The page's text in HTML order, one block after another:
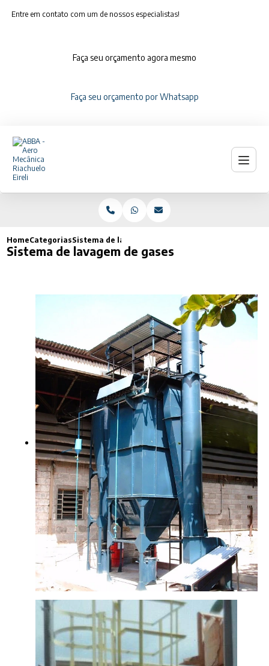
Entre em contato com um de nossos especialistas!
Faça seu orçamento agora mesmo
Faça seu orçamento por Whatsapp
HomeCategoriasSistema de lavagem de gases
Sistema de lavagem de gases